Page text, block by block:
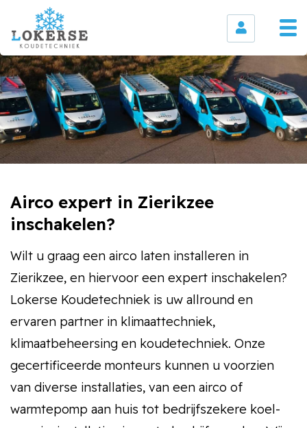
Airco expert in Zierikzee
inschakelen?
Wilt u graag een airco laten installeren in
Zierikzee, en hiervoor een expert inschakelen?
Lokerse Koudetechniek is uw allround en
ervaren partner in klimaattechniek,
klimaatbeheersing en koudetechniek. Onze
gecertificeerde monteurs kunnen u voorzien
van diverse installaties, van een airco of
warmtepomp aan huis tot bedrijfszekere koel-